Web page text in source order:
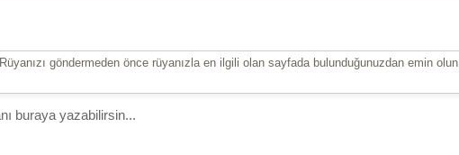
Rüyanızı göndermeden önce rüyanızla en ilgili olan sayfada bulunduğunuzdan emin olun.